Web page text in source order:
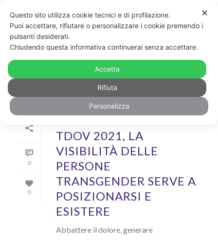
ARCHIVIO
Archivio Mensile per: "Marzo, 2021"
0
0
TDOV 2021, LA
VISIBILITÀ DELLE
PERSONE
TRANSGENDER SERVE A
POSIZIONARSI E
ESISTERE
Abbattere il dolore, generare
✕
Questo sito utilizza cookie tecnici e di profilazione.
Puoi accettare, rifiutare o personalizzare i cookie premendo i
pulsanti desiderati.
Chiudendo questa informativa continuerai senza accettare.
Accetta
Rifiuta
Personalizza